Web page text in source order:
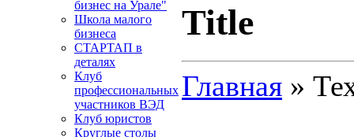
бизнес на Урале"
Школа малого
бизнеса
СТАРТАП в
деталях
Клуб
профессиональных
участников ВЭД
Клуб юристов
Круглые столы
Title
Главная »